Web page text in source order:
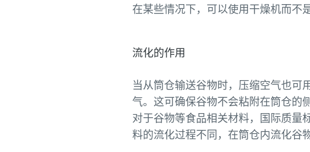
在某些情况下，可以使用干燥机而不
流化的作用
当从筒仓输送谷物时，压缩空气也可
气。这可确保谷物不会粘附在筒仓的
对于谷物等食品相关材料，国际质量
料的流化过程不同，在筒仓内流化谷